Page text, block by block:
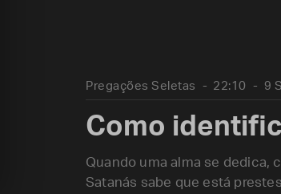
Pregações Seletas 22:10 9
Como
Quando uma alma se dedica,
Satanás sabe que está